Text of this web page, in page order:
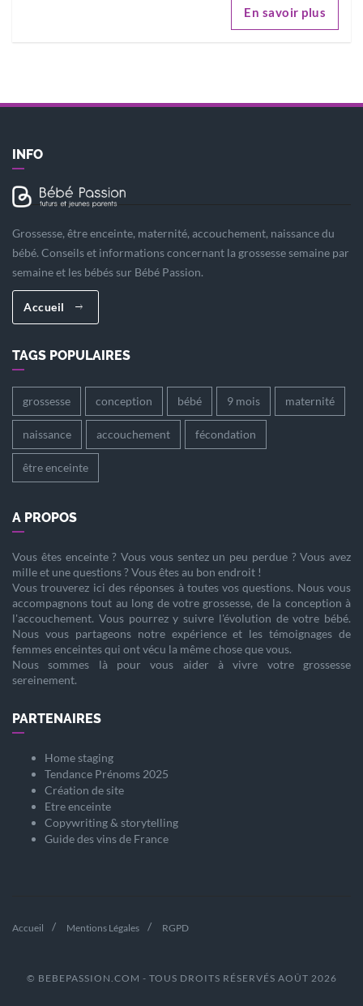
En savoir plus
INFO
Grossesse, être enceinte, maternité, accouchement, naissance du
bébé. Conseils et informations concernant la grossesse semaine par
semaine et les bébés sur Bébé Passion.
Accueil
TAGS POPULAIRES
grossesse conception bébé 9 mois maternité
naissance accouchement fécondation
être enceinte
A PROPOS
Vous êtes enceinte? Vous vous sentez un peu perdue ? Vous avez
mille et une questions ? Vous êtes au bon endroit !
Vous trouverez ici des réponses à toutes vos questions. Nous vous
accompagnons tout au long de votre grossesse, de la conception à
l'accouchement. Vous pourrez y suivre l'évolution de votre bébé.
Nous vous partageons notre expérience et les témoignages de
femmes enceintes qui ont vécu la même chose que vous.
Nous sommes là pour vous aider à vivre votre grossesse
sereinement.
PARTENAIRES
Home staging
Tendance Prénoms 2025
Création de site
Etre enceinte
Copywriting & storytelling
Guide des vins de France
Accueil Mentions Légales RGPD
© BEBEPASSION.COM - TOUS DROITS RÉSERVÉS AOÛT 2026